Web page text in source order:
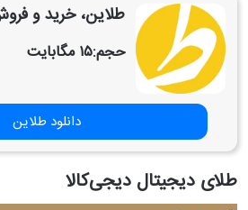
‏‏‏‏‏‏‏طلاین، خرید و
حجم:۱۵ مگابایت
دانلود طلاین
طلای دیجیتال دیجی‌کالا